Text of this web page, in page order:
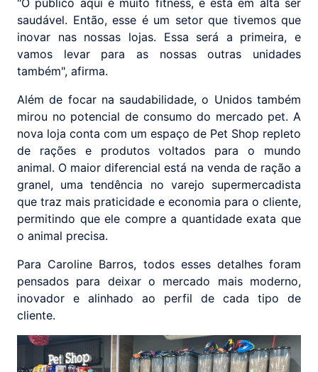
"O público aqui é muito fitness, e está em alta ser
saudável. Então, esse é um setor que tivemos que
inovar nas nossas lojas. Essa será a primeira, e
vamos levar para as nossas outras unidades
também", afirma.
Além de focar na saudabilidade, o Unidos também
mirou no potencial de consumo do mercado pet. A
nova loja conta com um espaço de Pet Shop repleto
de rações e produtos voltados para o mundo
animal. O maior diferencial está na venda de ração a
granel, uma tendência no varejo supermercadista
que traz mais praticidade e economia para o cliente,
permitindo que ele compre a quantidade exata que
o animal precisa.
Para Caroline Barros, todos esses detalhes foram
pensados para deixar o mercado mais moderno,
inovador e alinhado ao perfil de cada tipo de
cliente.